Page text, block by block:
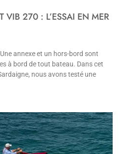
VIB 270 : L’ESSAI EN MER
annexe et un hors-bord sont
à bord de tout bateau. Dans cet
nous avons testé une